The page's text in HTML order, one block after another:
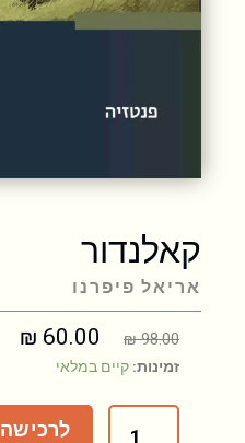
קאלנדור
אריאל פיפרנו
₪98.00
המחיר
המקורי
₪ 98.00.
₪ 60.00
₪ 60.00.
זמינות: קיים במלאי
כמות
קאלנדור
לרכישה